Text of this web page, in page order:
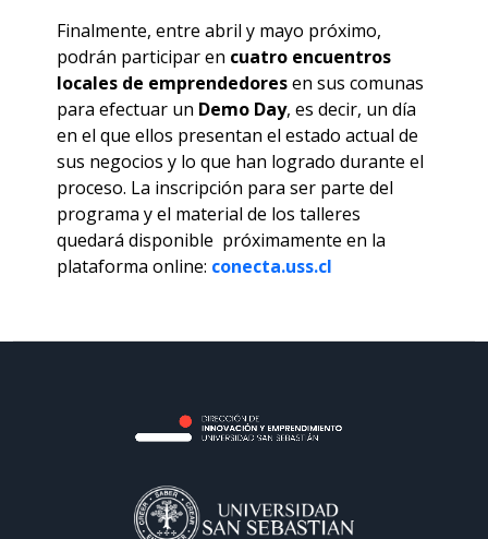
Finalmente, entre abril y mayo próximo,
podrán participar en cuatro encuentros
locales de emprendedoresen sus comunas
para efectuar un Demo Day, es decir, un día
en el que ellos presentan el estado actual de
sus negocios y lo que han logrado durante el
proceso. La inscripción para ser parte del
programa y el material de los talleres
quedará disponible próximamente en la
plataforma online: conecta.uss.cl